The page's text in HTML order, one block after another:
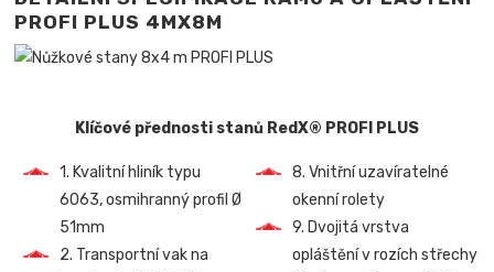
PROFI PLUS 4MX8M
Klíčové přednosti stanů RedX® PROFI PLUS
1. Kvalitní hliník typu
6063, osmihranný profil Ø
51mm
2. Transportní vak na
8. Vnitřní uzavíratelné
okenní rolety
9. Dvojitá vrstva
opláštění v rozích střechy